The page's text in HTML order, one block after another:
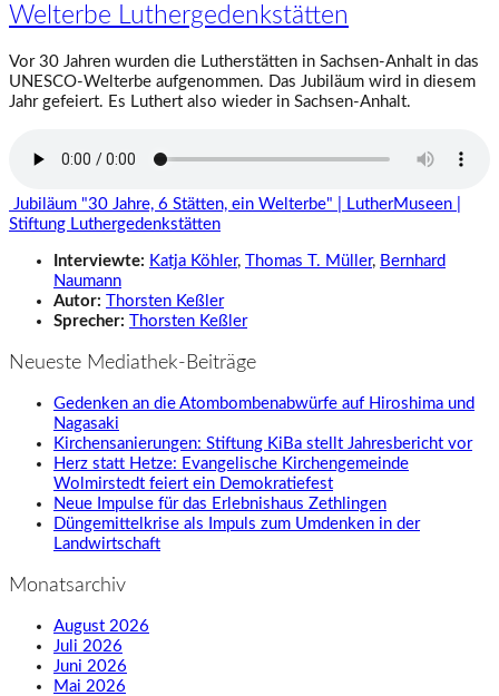
Welterbe Luthergedenkstätten
Vor 30 Jahren wurden die Lutherstätten in Sachsen-Anhalt in das
UNESCO-Welterbe aufgenommen. Das Jubiläum wird in diesem
Jahr gefeiert. Es Luthert also wieder in Sachsen-Anhalt.
Jubiläum "30 Jahre, 6 Stätten, ein Welterbe" | LutherMuseen |
Stiftung Luthergedenkstätten
Interviewte: Katja Köhler, Thomas T. Müller, Bernhard
Naumann
Autor: Thorsten Keßler
Sprecher: Thorsten Keßler
Neueste Mediathek-Beiträge
Gedenken an die Atombombenabwürfe auf Hiroshima und
Nagasaki
Kirchensanierungen: Stiftung KiBa stellt Jahresbericht vor
Herz statt Hetze: Evangelische Kirchengemeinde
Wolmirstedt feiert ein Demokratiefest
Neue Impulse für das Erlebnishaus Zethlingen
Düngemittelkrise als Impuls zum Umdenken in der
Landwirtschaft
Monatsarchiv
August 2026
Juli 2026
Juni 2026
Mai 2026